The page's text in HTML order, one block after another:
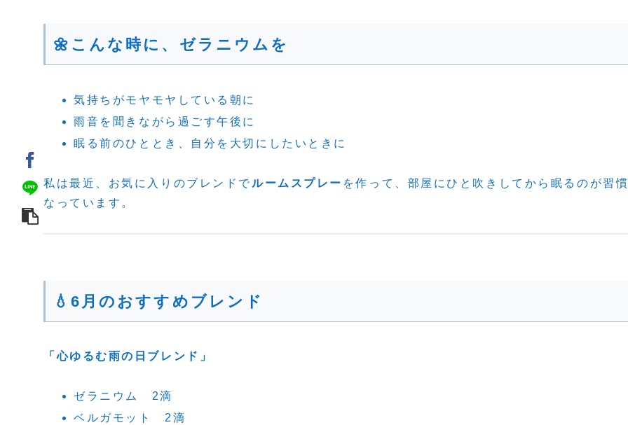
🌼こんな時に、ゼラニウムを
気持ちがモヤモヤしている朝に
雨音を聞きながら過ごす午後に
眠る前のひととき、自分を大切にしたいときに
私は最近、お気に入りのブレンドでルームスプレー を作って、部屋にひと吹きしてから眠るのが習
なっています。
💧6月のおすすめブレンド
「心ゆるむ雨の日ブレンド」
ゼラニウム 2滴
ベルガモット 2滴